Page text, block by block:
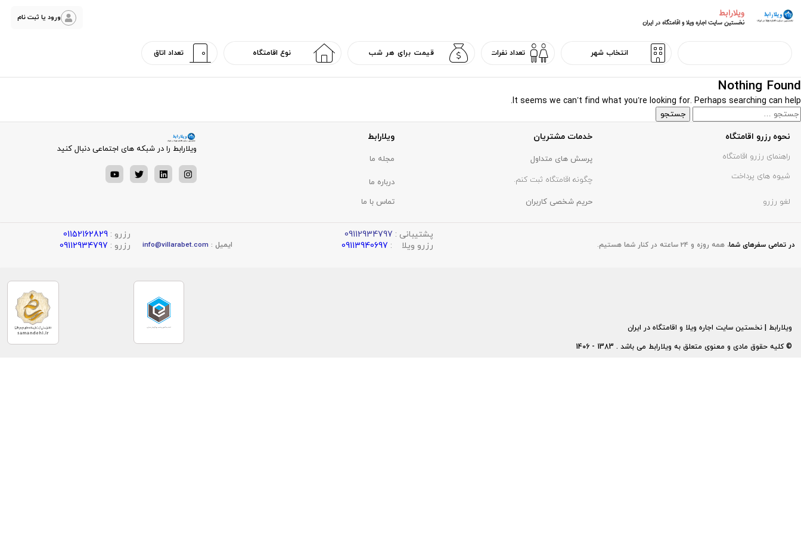
ویلارابط
نخستین سایت اجاره ویلا و اقامتگاه در ایران
ورود یا ثبت نام
Nothing Found
It seems we can’t find what you’re looking for. Perhaps searching can help.
نحوه رزرو اقامتگاه
راهنمای رزرو اقامتگاه
شیوه های پرداخت
لغو رزرو
خدمات مشتریان
پرسش های متداول
چگونه اقامتگاه ثبت کنم.
حریم شخصی کاربران
ویلارابط
مجله ما
درباره ما
تماس با ما
ویلارابط را در شبکه های اجتماعی دنبال کنید
در تمامی سفر‌های شما، همه روزه و 24 ساعته در کنار شما هستیم.
پشتیبانی : 09112934797
رزرو ویلا : 09113940697 ایمیل : info@villarabet.com
رزرو : 01152162829
رزرو : 09112934797
ویلارابط | نخستین سایت اجاره ویلا و اقامتگاه در ایران
© کلیه حقوق مادی و معنوی متعلق به ویلارابط می باشد . 1383 - 1406